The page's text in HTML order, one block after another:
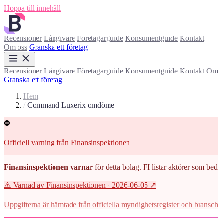
Hoppa till innehåll
Recensioner Långivare Företagarguide Konsumentguide Kontakt
Om oss Granska ett företag
Recensioner Långivare Företagarguide Konsumentguide Kontakt
Granska ett företag
Hem
/ Command Luxerix omdöme
⛔
Officiell varning från Finansinspektionen
Finansinspektionen varnar för detta bolag. FI listar aktörer som
⚠️ Varnad av Finansinspektionen · 2026-06-05 ↗
Uppgifterna är hämtade från officiella myndighetsregister och